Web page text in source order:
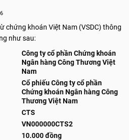
chứng khoán Việt Nam (VSDC) thông
như sau:
Công ty cổ phần Chứng khoán
Ngân hàng Công Thương Việt
Nam
Cổ phiếu Công ty cổ phần
Chứng khoán Ngân hàng Công
Thương Việt Nam
CTS
VN000000CTS2
10.000 đồng